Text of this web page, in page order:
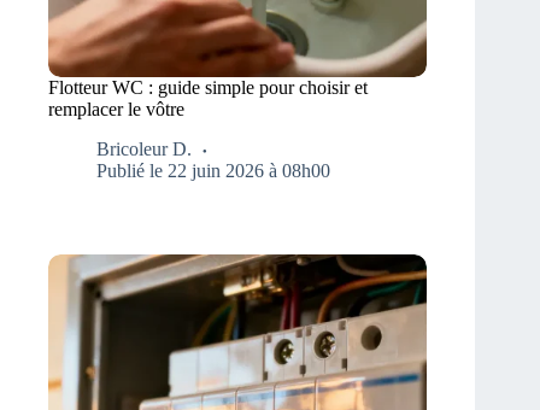
Flotteur WC : guide simple pour choisir et
remplacer le vôtre
Bricoleur D.
Publié le 22 juin 2026 à 08h00